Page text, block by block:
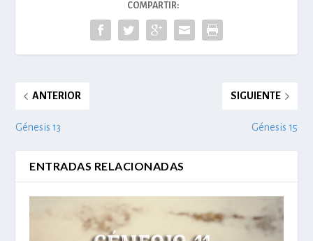
COMPARTIR:
ANTERIOR
Génesis 13
SIGUIENTE
Génesis 15
ENTRADAS RELACIONADAS